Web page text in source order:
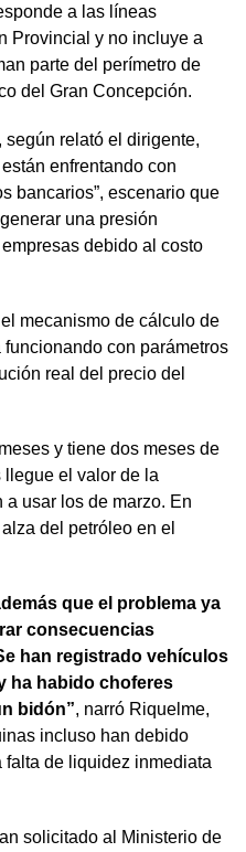
a las líneas
Provincial y no incluye a
parte del perímetro de
del Gran Concepción.
relató el dirigente,
enfrentando con
bancarios”, escenario que
una presión
debido al costo
mecanismo de cálculo de
con parámetros
real del precio del
y tiene dos meses de
llegue el valor de la
usar los de marzo. En
del petróleo en el
que el problema ya
consecuencias
han registrado vehículos
ha habido choferes
bidón”, narró Riquelme,
incluso han debido
de liquidez inmediata
solicitado al Ministerio de